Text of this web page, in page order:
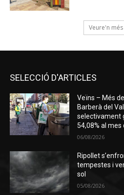
Veure'n més
SELECCIÓ D'ARTICLES
Veïns – Més
Barberà del
selectivament
54,08% al mes
06/08/2026
Ripollet
tempestes i
sol
05/08/2026